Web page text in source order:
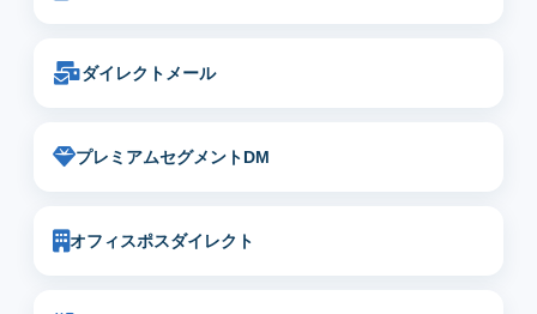
ダイレクトメール
プレミアムセグメントDM
オフィスポスダイレクト